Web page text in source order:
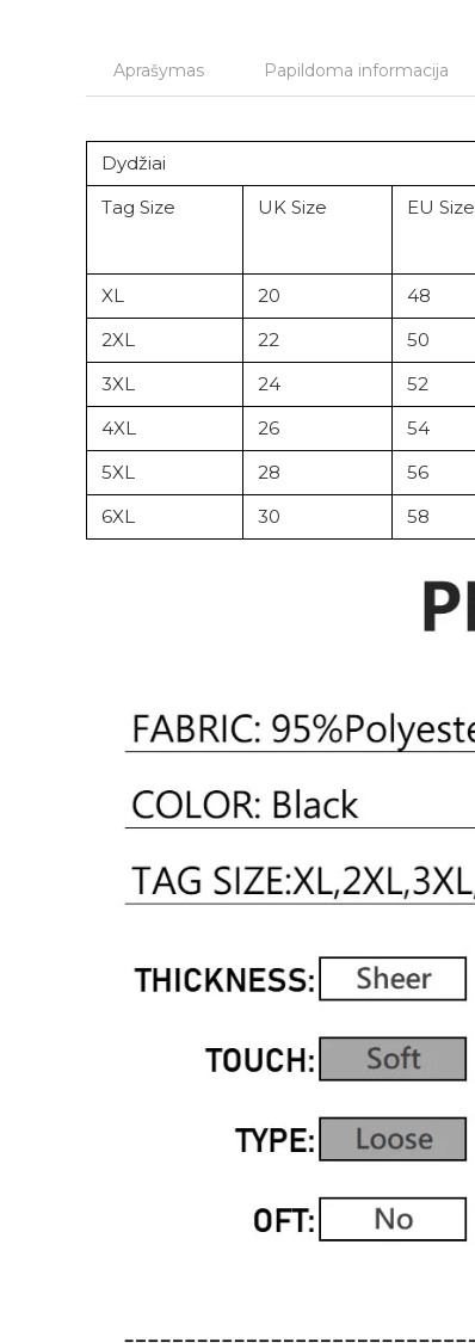
Aprašymas Papildoma informacija
Dydžiai
Tag Size
UK Size EU Size
XL
20 48
2XL
22 50
3XL
24 52
4XL
26 54
5XL
28 56
6XL
30 58